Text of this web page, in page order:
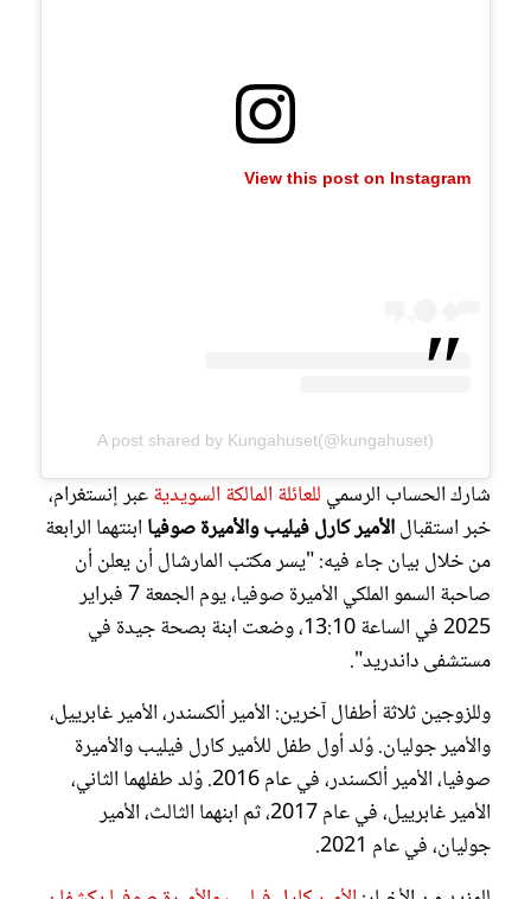
View this post on Instagram
A post shared by Kungahuset(@kungahuset)
شارك الحساب الرسمي للعائلة المالكة السويديةعبر إنستغرام،
خبر استقبالالأمير كارل فيليب والأميرة صوفيا ابنتهما الرابعة
من خلال بيان جاء فيه: "يسر مكتب المارشال أن يعلن أن
صاحبة السمو الملكي الأميرة صوفيا، يوم الجمعة 7 فبراير
2025 في الساعة 13:10، وضعت ابنة بصحة جيدة في
مستشفى داندريد".
وللزوجين ثلاثة أطفال آخرين: الأمير ألكسندر، الأمير غابرييل،
والأمير جوليان. وُلد أول طفل للأمير كارل فيليب والأميرة
صوفيا، الأمير ألكسندر، في عام 2016. وُلد طفلهما الثاني،
الأمير غابرييل، في عام 2017، ثم ابنهما الثالث، الأمير
جوليان، في عام 2021.